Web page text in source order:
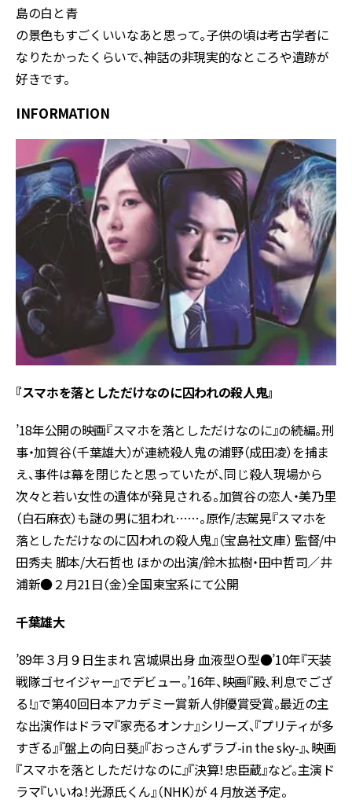
島の白と青
の景色もすごくいいなあと思って。子供の頃は考古学者に
なりたかったくらいで、神話の非現実的なところや遺跡が
好きです。
INFORMATION
『スマホを落としただけなのに囚われの殺人鬼』
’18年公開の映画『スマホを落としただけなのに』の続編。刑
事・加賀谷（千葉雄大）が連続殺人鬼の浦野（成田凌）を捕ま
え、事件は幕を閉じたと思っていたが、同じ殺人現場から
次々と若い女性の遺体が発見される。加賀谷の恋人・美乃里
（白石麻衣）も謎の男に狙われ……。原作/志駕晃『スマホを
落としただけなのに囚われの殺人鬼』（宝島社文庫） 監督/中
田秀夫 脚本/大石哲也 ほかの出演/鈴木拡樹・田中哲司／井
浦新●２月21日（金）全国東宝系にて公開
千葉雄大
’89年３月９日生まれ 宮城県出身 血液型Ｏ型●’10年『天装
戦隊ゴセイジャー』でデビュー。’16年、映画『殿、利息でござ
る!』で第40回日本アカデミー賞新人俳優賞受賞。最近の主
な出演作はドラマ『家売るオンナ』シリーズ、『プリティが多
すぎる』『盤上の向日葵』『おっさんずラブ-in the sky-』、映画
『スマホを落としただけなのに』『決算！忠臣蔵』など。主演ド
ラマ『いいね！光源氏くん』（NHK）が４月放送予定。